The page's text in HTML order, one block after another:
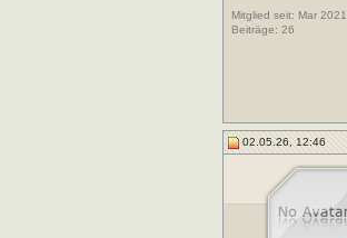
Mitglied seit: Mar 2021
Beiträge: 26
02.05.26, 12:46